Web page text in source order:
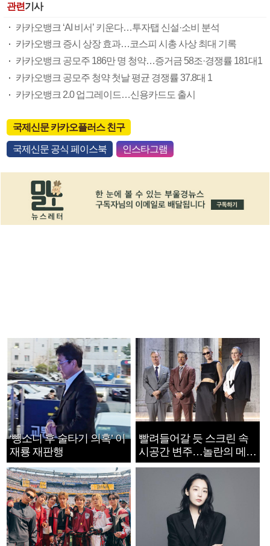
관련기사
카카오뱅크 ‘AI 비서’ 키운다…투자탭 신설·소비 분석
카카오뱅크 증시 상장 효과…코스피 시총 사상 최대 기록
카카오뱅크 공모주 186만 명 청약…증거금 58조·경쟁률 181대1
카카오뱅크 공모주 청약 첫날 평균 경쟁률 37.8대 1
카카오뱅크 2.0 업그레이드…신용카드도 출시
국제신문 카카오플러스 친구
국제신문 공식 페이스북 인스타그램
‘뺑소니 후 술타기 의혹’ 이
재룡 재판행
빨려들어갈 듯 스크린 속
시공간 변주…놀란의 메시
지는 ‘전쟁 속죄’